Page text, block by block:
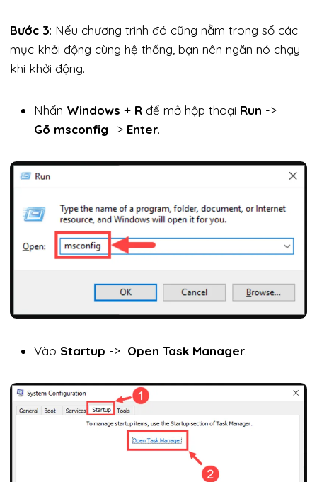
Bước 3: Nếu chương trình đó cũng nằm trong số các
mục khởi động cùng hệ thống, bạn nên ngăn nó chạy
khi khởi động.
Nhấn Windows + R để mở hộp thoại Run ->
Gõ msconfig -> Enter.
Vào Startup -> Open Task Manager.